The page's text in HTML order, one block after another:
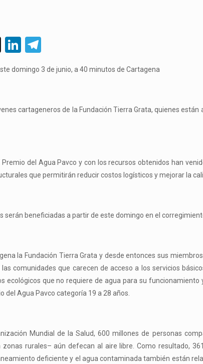
X LinkedIn
domingo 3 de junio, a 40 minutos de Cartagena
cartageneros de la Fundación Tierra Grata, quienes
Premio del Agua Pavco y con los recursos obtenidos han
que permitirán reducir costos logísticos y mejorar la
serán beneficiadas a partir de este domingo en el
la Fundación Tierra Grata y desde entonces sus
comunidades que carecen de acceso a los servicios
ecológicos que no requiere de agua para su
del Agua Pavco categoría 19 a 28 años.
Mundial de la Salud, 600 millones de personas
rurales– aún defecan al aire libre. Como resultado,
deficiente y el agua contaminada también están